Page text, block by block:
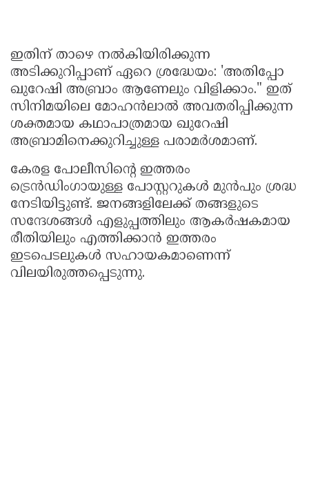
ഇതിന് താഴെ നൽകിയിരിക്കുന്ന
അടിക്കുറിപ്പാണ് ഏറെ ശ്രദ്ധേയം: 'അതിപ്പോ
ഖുറേഷി അബ്രാം ആണേലും വിളിക്കാം." ഇത്
സിനിമയിലെ മോഹൻലാൽ അവതരിപ്പിക്കുന്ന
ശക്തമായ കഥാപാത്രമായ ഖുറേഷി
അബ്രാമിനെക്കുറിച്ചുള്ള പരാമർശമാണ്.
കേരള പോലീസിൻ്റെ ഇത്തരം
ട്രെൻഡിംഗായുള്ള പോസ്റ്ററുകൾ മുൻപും ശ്രദ്ധ
നേടിയിട്ടുണ്ട്. ജനങ്ങളിലേക്ക് തങ്ങളുടെ
സന്ദേശങ്ങൾ എളുപ്പത്തിലും ആകർഷകമായ
രീതിയിലും എത്തിക്കാൻ ഇത്തരം
ഇടപെടലുകൾ സഹായകമാണെന്ന്
വിലയിരുത്തപ്പെടുന്നു.